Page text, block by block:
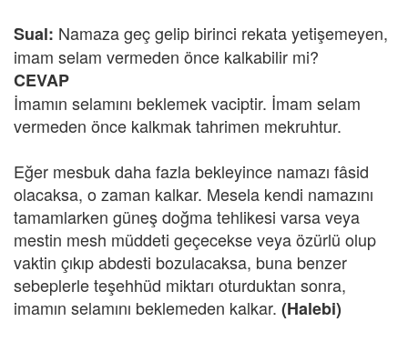
Sual: Namaza geç gelip birinci rekata yetişemeyen,
imam selam vermeden önce kalkabilir mi?
CEVAP
İmamın selamını beklemek vaciptir. İmam selam
vermeden önce kalkmak tahrimen mekruhtur.
Eğer mesbuk daha fazla bekleyince namazı fâsid
olacaksa, o zaman kalkar. Mesela kendi namazını
tamamlarken güneş doğma tehlikesi varsa veya
mestin mesh müddeti geçecekse veya özürlü olup
vaktin çıkıp abdesti bozulacaksa, buna benzer
sebeplerle teşehhüd miktarı oturduktan sonra,
imamın selamını beklemeden kalkar. (Halebi)